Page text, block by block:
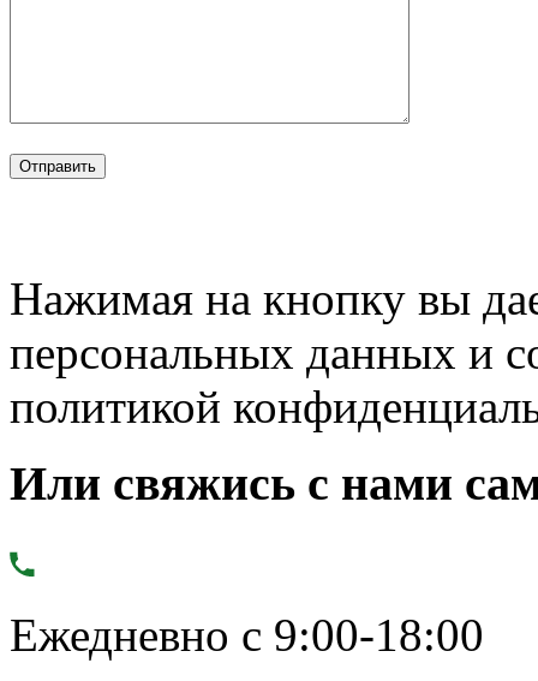
Нажимая на кнопку вы
персональных данных и
политикой
Или свяжись с нами
Ежедневно с 9:00-18:00